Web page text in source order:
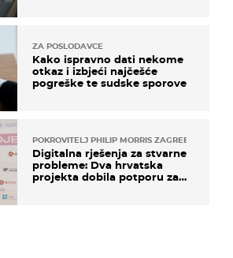
ZA POSLODAVCE
Kako ispravno dati nekome
otkaz i izbjeći najčešće
pogreške te sudske sporove
POKROVITELJ PHILIP MORRIS ZAGREB
Digitalna rješenja za stvarne
probleme: Dva hrvatska
projekta dobila potporu za